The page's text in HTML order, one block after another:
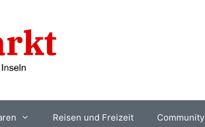
Reisen und Freizeit Community